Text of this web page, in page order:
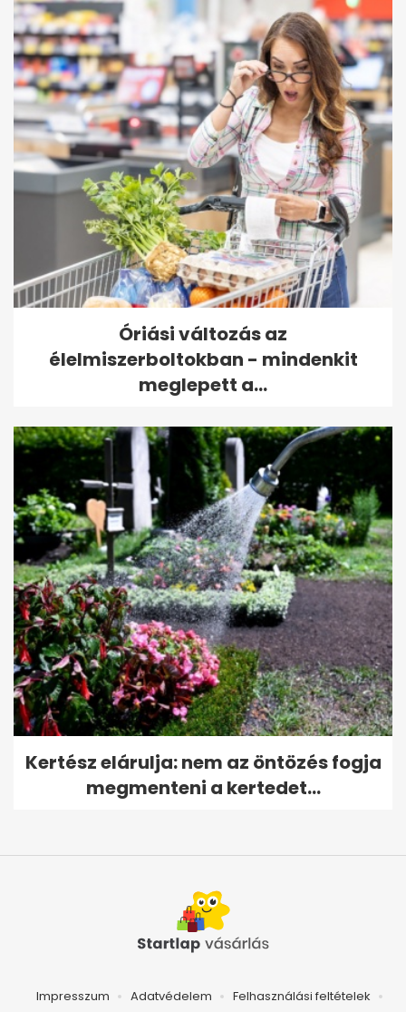
Óriási változás az
élelmiszerboltokban - mindenkit
meglepett a...
Kertész elárulja: nem az öntözés fogja
megmenteni a kertedet...
Impresszum Adatvédelem Felhasználási feltételek